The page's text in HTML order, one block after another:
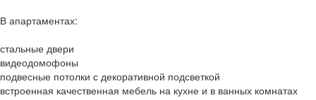
В апартаментах:
стальные двери
видеодомофоны
подвесные потолки с декоративной подсветкой
встроенная качественная мебель на кухне и в ванных комнатах